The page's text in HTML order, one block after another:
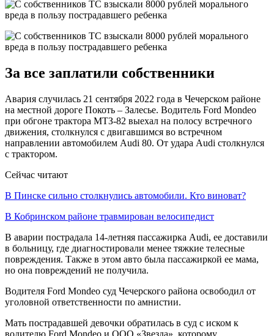
За все заплатили собственники
Авария случилась 21 сентября 2022 года в Чечерском районе
на местной дороге Покоть – Залесье. Водитель Ford Mondeo
при обгоне трактора МТЗ-82 выехал на полосу встречного
движения, столкнулся с двигавшимся во встречном
направлении автомобилем Audi 80. От удара Audi столкнулся
с трактором.
Сейчас читают
В Пинске сильно столкнулись автомобили. Кто виноват?
В Кобринском районе травмирован велосипедист
В аварии пострадала 14-летняя пассажирка Audi, ее доставили
в больницу, где диагностировали менее тяжкие телесные
повреждения. Также в этом авто была пассажиркой ее мама,
но она повреждений не получила.
Водителя Ford Mondeo суд Чечерского района освободил от
уголовной ответственности по амнистии.
Мать пострадавшей девочки обратилась в суд с иском к
водителю Ford Mondeo и ООО «Звезда», которому